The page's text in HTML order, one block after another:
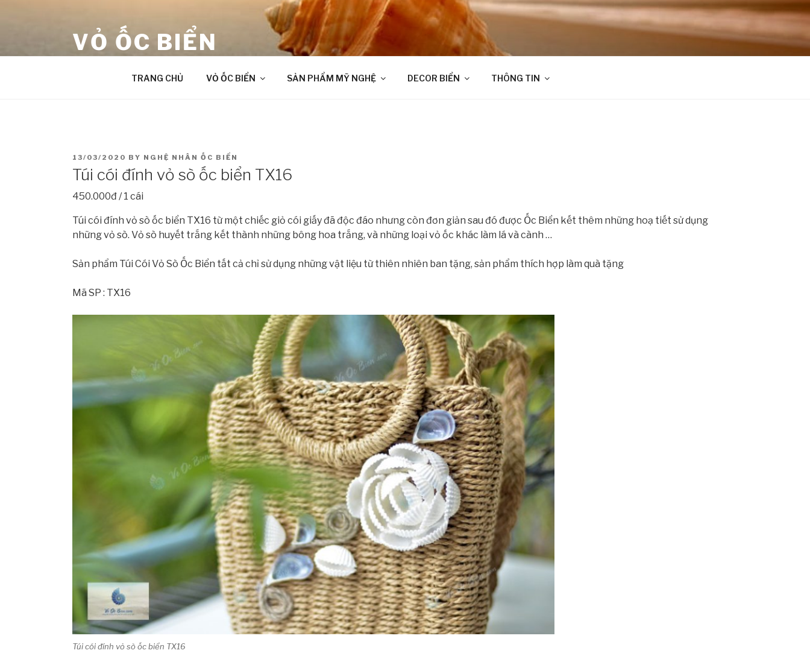
VỎ ỐC BIỂN
TRANG CHỦ VỎ ỐC BIỂN SẢN PHẨM MỸ NGHỆ DECOR BIỂN THÔNG TIN
POSTED
ON
13/03/2020 BY NGHỆ NHÂN ỐC BIỂN
Túi cói đính vỏ sò ốc biển TX16
450.000đ / 1 cái
Túi cói đính vỏ sò ốc biển TX16 từ một chiếc giỏ cói giấy đã độc đáo nhưng còn đơn giản sau đó được Ốc Biển kết thêm những hoạ tiết sử dụng
những vỏ sò. Vỏ sò huyết trắng kết thành những bông hoa trắng, và những loại vỏ ốc khác làm lá và cành …
Sản phẩm Túi Cói Vỏ Sò Ốc Biển tất cả chỉ sử dụng những vật liệu từ thiên nhiên ban tặng, sản phẩm thích hợp làm quà tặng
Mã SP : TX16
Túi cói đính vỏ sò ốc biển TX16